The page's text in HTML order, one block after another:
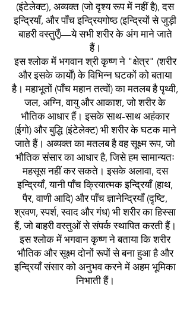
(इंटेलेक्ट), अव्यक्त (जो दृश्य रूप में नहीं है), दस
इन्द्रियाँ, और पाँच इन्द्रियगोष्ठ (इन्द्रियों से जुड़ी
बाहरी वस्तुएँ)—ये सभी शरीर के अंग माने जाते
हैं।
इस श्लोक में भगवान श्री कृष्ण ने "क्षेत्र" (शरीर
और इसके कार्यों) के विभिन्न घटकों को बताया
है। महाभूतों (पाँच महान तत्वों) का मतलब है पृथ्वी,
जल, अग्नि, वायु और आकाश, जो शरीर के
भौतिक आधार हैं। इसके साथ-साथ अहंकार
(ईगो) और बुद्धि (इंटेलेक्ट) भी शरीर के घटक माने
जाते हैं। अव्यक्त का मतलब है वह सूक्ष्म रूप, जो
भौतिक संसार का आधार है, जिसे हम सामान्यतः
महसूस नहीं कर सकते। इसके अलावा, दस
इन्द्रियाँ, यानी पाँच क्रियात्मक इन्द्रियाँ (हाथ,
पैर, वाणी आदि) और पाँच ज्ञानेन्द्रियाँ (दृष्टि,
श्रवण, स्पर्श, स्वाद और गंध) भी शरीर का हिस्सा
हैं, जो बाहरी वस्तुओं से संपर्क स्थापित करती हैं।
इस श्लोक में भगवान कृष्ण ने बताया कि शरीर
भौतिक और सूक्ष्म दोनों रूपों से बना हुआ है और
इन्द्रियाँ संसार को अनुभव करने में अहम भूमिका
निभाती हैं।